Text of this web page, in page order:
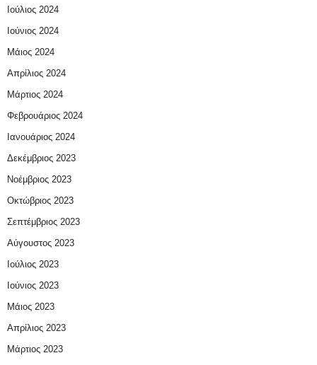
Ιούλιος 2024
Ιούνιος 2024
Μάιος 2024
Απρίλιος 2024
Μάρτιος 2024
Φεβρουάριος 2024
Ιανουάριος 2024
Δεκέμβριος 2023
Νοέμβριος 2023
Οκτώβριος 2023
Σεπτέμβριος 2023
Αύγουστος 2023
Ιούλιος 2023
Ιούνιος 2023
Μάιος 2023
Απρίλιος 2023
Μάρτιος 2023